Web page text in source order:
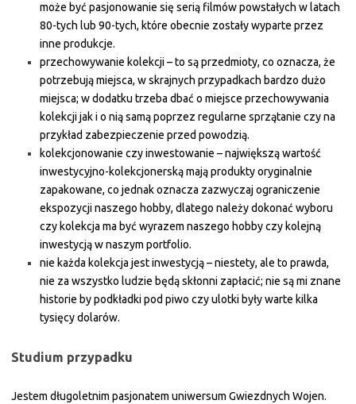
może być pasjonowanie się serią filmów powstałych w latach
80-tych lub 90-tych, które obecnie zostały wyparte przez
inne produkcje.
przechowywanie kolekcji – to są przedmioty, co oznacza, że
potrzebują miejsca, w skrajnych przypadkach bardzo dużo
miejsca; w dodatku trzeba dbać o miejsce przechowywania
kolekcji jak i o nią samą poprzez regularne sprzątanie czy na
przykład zabezpieczenie przed powodzią.
kolekcjonowanie czy inwestowanie – największą wartość
inwestycyjno-kolekcjonerską mają produkty oryginalnie
zapakowane, co jednak oznacza zazwyczaj ograniczenie
ekspozycji naszego hobby, dlatego należy dokonać wyboru
czy kolekcja ma być wyrazem naszego hobby czy kolejną
inwestycją w naszym portfolio.
nie każda kolekcja jest inwestycją – niestety, ale to prawda,
nie za wszystko ludzie będą skłonni zapłacić; nie są mi znane
historie by podkładki pod piwo czy ulotki były warte kilka
tysięcy dolarów.
Studium przypadku
Jestem długoletnim pasjonatem uniwersum Gwiezdnych Wojen.